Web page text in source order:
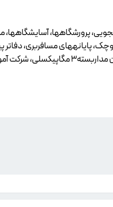
پرورشگاهها،
کوچک، پایانههای مسافربری،